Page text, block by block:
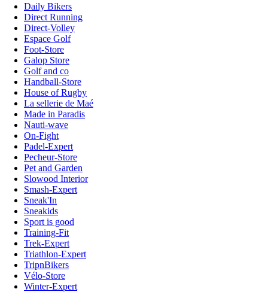
Daily Bikers
Direct Running
Direct-Volley
Espace Golf
Foot-Store
Galop Store
Golf and co
Handball-Store
House of Rugby
La sellerie de Maé
Made in Paradis
Nauti-wave
On-Fight
Padel-Expert
Pecheur-Store
Pet and Garden
Slowood Interior
Smash-Expert
Sneak'In
Sneakids
Sport is good
Training-Fit
Trek-Expert
Triathlon-Expert
TripnBikers
Vélo-Store
Winter-Expert